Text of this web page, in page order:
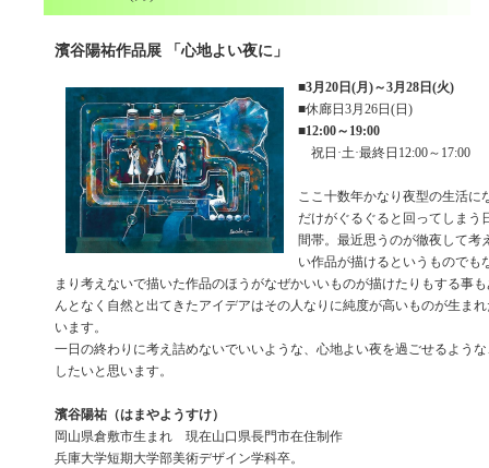
濱谷陽祐作品展 「心地よい夜に」
■3月20日(月)～3月28日(火)
■休廊日3月26日(日)
■12:00～19:00
祝日·土·最終日12:00～17:00
ここ十数年かなり夜型の生活に
だけがぐるぐると回ってしまう
間帯。最近思うのが徹夜して考
い作品が描けるというものでも
まり考えないで描いた作品のほうがなぜかいいものが描けたりもする事
んとなく自然と出てきたアイデアはその人なりに純度が高いものが生ま
います。
一日の終わりに考え詰めないでいいような、心地よい夜を過ごせるよう
したいと思います。
濱谷陽祐（はまやようすけ）
岡山県倉敷市生まれ 現在山口県長門市在住制作
兵庫大学短期大学部美術デザイン学科卒。